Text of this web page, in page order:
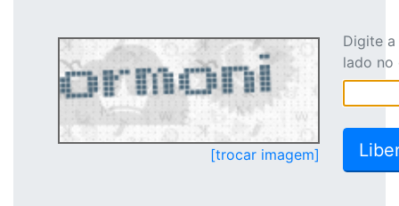
[trocar imagem]
Digite
lado no